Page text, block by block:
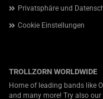
Privatsphäre und
Cookie Einstellungen
TROLLZORN WORLDWIDE
Home of leading bands like
and many more! Try also